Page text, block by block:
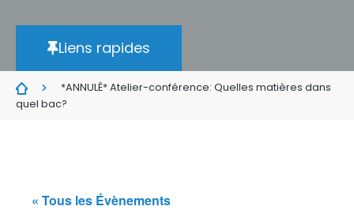
Liens rapides
*ANNULÉ* Atelier-conférence: Quelles matières dans
quel bac?
« Tous les Évènements